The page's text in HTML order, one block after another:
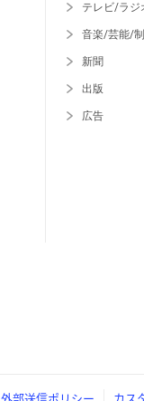
テレビ/ラジ
音楽/芸能/
新聞
出版
広告